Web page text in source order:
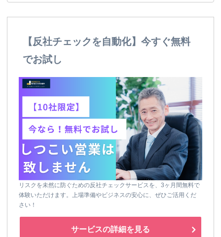
【反社チェックを自動化】今すぐ無料
でお試し
リスクを未然に防ぐための反社チェックサービスを、3ヶ月間無料で
体験いただけます。上場準備やビジネスの安心に、ぜひご活用くだ
さい！
サービスの詳細を見る